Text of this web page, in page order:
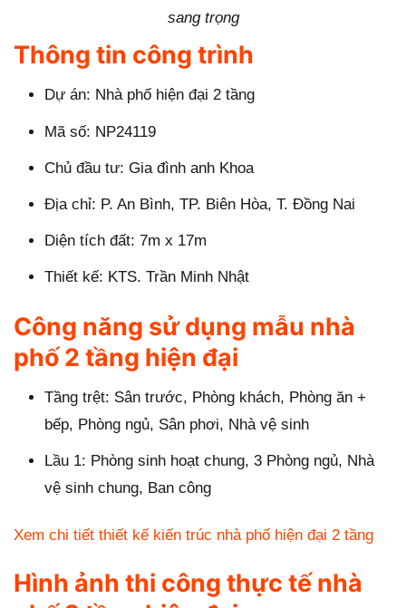
sang trọng
Thông tin công trình
Dự án: Nhà phố hiện đại 2 tầng
Mã số: NP24119
Chủ đầu tư: Gia đình anh Khoa
Địa chỉ: P. An Bình, TP. Biên Hòa, T. Đồng Nai
Diện tích đất: 7m x 17m
Thiết kế: KTS. Trần Minh Nhật
Công năng sử dụng mẫu nhà
phố 2 tầng hiện đại
Tầng trệt: Sân trước, Phòng khách, Phòng ăn +
bếp, Phòng ngủ, Sân phơi, Nhà vệ sinh
Lầu 1: Phòng sinh hoạt chung, 3 Phòng ngủ, Nhà
vệ sinh chung, Ban công
Xem chi tiết thiết kế kiến trúc nhà phố hiện đại 2 tầng
Hình ảnh thi công thực tế nhà